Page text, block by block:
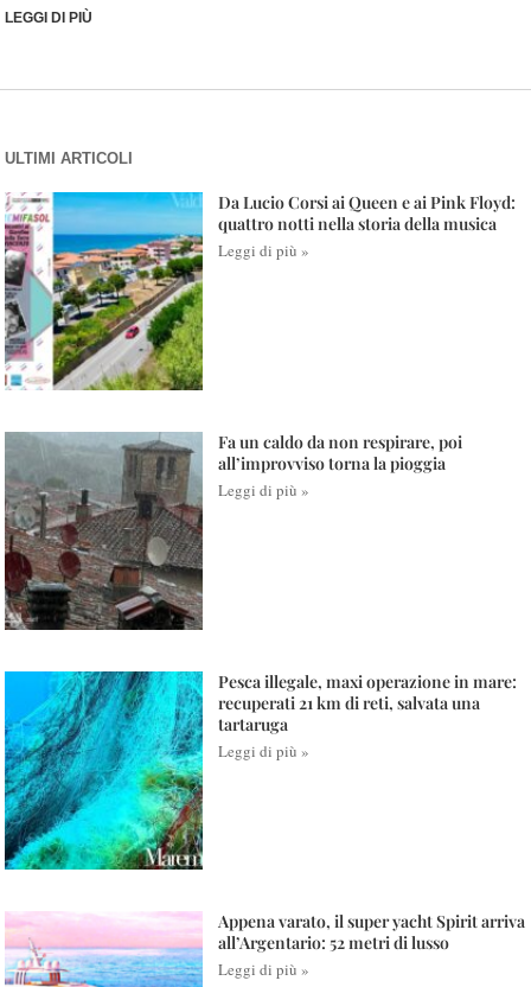
LEGGI DI PIÙ
ULTIMI ARTICOLI
Da Lucio Corsi ai Queen e ai Pink Floyd:
quattro notti nella storia della musica
Leggi di più »
Fa un caldo da non respirare, poi
all’improvviso torna la pioggia
Leggi di più »
Pesca illegale, maxi operazione in mare:
recuperati 21 km di reti, salvata una
tartaruga
Leggi di più »
Appena varato, il super yacht Spirit arriva
all’Argentario: 52 metri di lusso
Leggi di più »